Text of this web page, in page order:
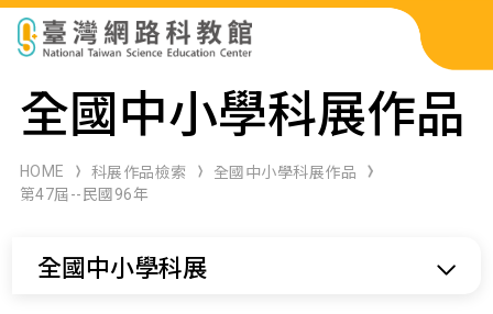
科展作品檢索
科學研習月刊
全國中小學科展作品
HOME 科展作品檢索
全國中小學科展作品
第47屆--民國96年
全國中小學科展